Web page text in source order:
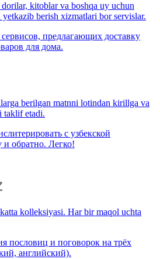
kitoblar va boshqa uy uchun
berish xizmatlari bor servislar.
предлагающих доставку
для дома.
berilgan matnni lotindan kirillga va
taklif etadi.
с узбекской
обратно. Легко!
kolleksiyasi. Har bir maqol uchta
пословиц и поговорок на трёх
английский).